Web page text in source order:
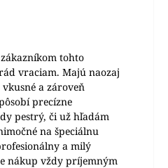
tohto
vraciam. Majú naozaj
a zároveň
precízne
pestrý, či už hľadám
na špeciálnu
a milý
nákup vždy príjemným